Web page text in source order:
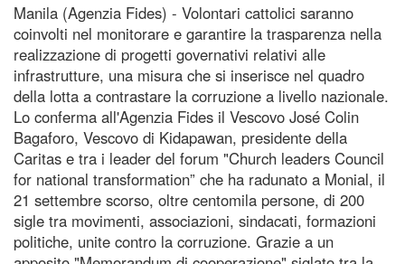
Manila (Agenzia Fides) - Volontari cattolici saranno
coinvolti nel monitorare e garantire la trasparenza nella
realizzazione di progetti governativi relativi alle
infrastrutture, una misura che si inserisce nel quadro
della lotta a contrastare la corruzione a livello nazionale.
Lo conferma all'Agenzia Fides il Vescovo José Colin
Bagaforo, Vescovo di Kidapawan, presidente della
Caritas e tra i leader del forum "Church leaders Council
for national transformation” che ha radunato a Monial, il
21 settembre scorso, oltre centomila persone, di 200
sigle tra movimenti, associazioni, sindacati, formazioni
politiche, unite contro la corruzione. Grazie a un